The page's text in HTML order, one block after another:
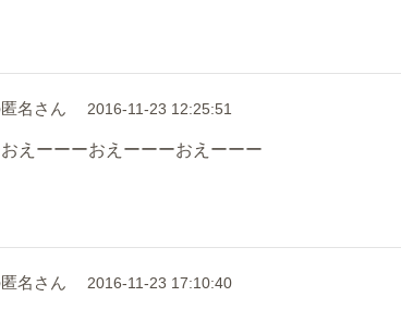
名さん 2016-11-23 12:25:51
えーーーおえーーーおえーーー
名さん 2016-11-23 17:10:40